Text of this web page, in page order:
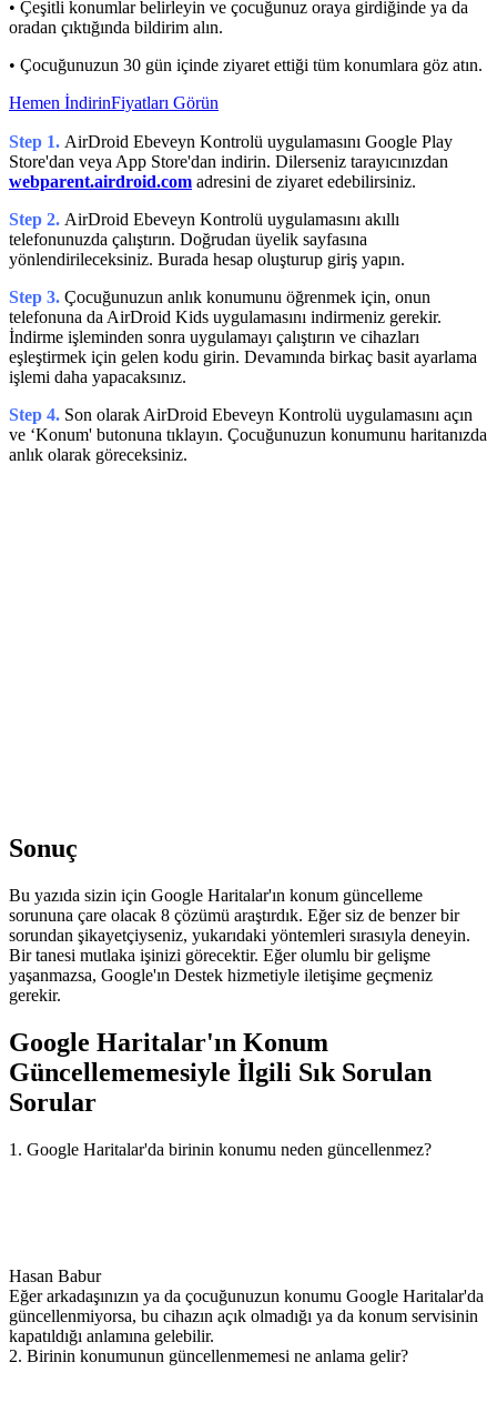
• Çeşitli konumlar belirleyin ve çocuğunuz oraya girdiğinde ya da
oradan çıktığında bildirim alın.
• Çocuğunuzun 30 gün içinde ziyaret ettiği tüm konumlara göz atın.
Hemen İndirinFiyatları Görün
Step 1. AirDroid Ebeveyn Kontrolü uygulamasını Google Play
Store'dan veya App Store'dan indirin. Dilerseniz tarayıcınızdan
webparent.airdroid.com adresini de ziyaret edebilirsiniz.
Step 2. AirDroid Ebeveyn Kontrolü uygulamasını akıllı
telefonunuzda çalıştırın. Doğrudan üyelik sayfasına
yönlendirileceksiniz. Burada hesap oluşturup giriş yapın.
Step 3. Çocuğunuzun anlık konumunu öğrenmek için, onun
telefonuna da AirDroid Kids uygulamasını indirmeniz gerekir.
İndirme işleminden sonra uygulamayı çalıştırın ve cihazları
eşleştirmek için gelen kodu girin. Devamında birkaç basit ayarlama
işlemi daha yapacaksınız.
Step 4. Son olarak AirDroid Ebeveyn Kontrolü uygulamasını açın
ve ‘Konum' butonuna tıklayın. Çocuğunuzun konumunu haritanızda
anlık olarak göreceksiniz.
Sonuç
Bu yazıda sizin için Google Haritalar'ın konum güncelleme
sorununa çare olacak 8 çözümü araştırdık. Eğer siz de benzer bir
sorundan şikayetçiyseniz, yukarıdaki yöntemleri sırasıyla deneyin.
Bir tanesi mutlaka işinizi görecektir. Eğer olumlu bir gelişme
yaşanmazsa, Google'ın Destek hizmetiyle iletişime geçmeniz
gerekir.
Google Haritalar'ın Konum
Güncellememesiyle İlgili Sık Sorulan
Sorular
1. Google Haritalar'da birinin konumu neden güncellenmez?
Hasan Babur
Eğer arkadaşınızın ya da çocuğunuzun konumu Google Haritalar'da
güncellenmiyorsa, bu cihazın açık olmadığı ya da konum servisinin
kapatıldığı anlamına gelebilir.
2. Birinin konumunun güncellenmemesi ne anlama gelir?